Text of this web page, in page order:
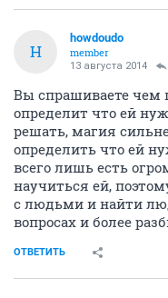
H
howdoudo
member
13 августа 2014
Вы спрашиваете чем
определит что ей
решать, магия
определить что ей
всего лишь есть
научиться ей,
с людьми и найти
вопросах и более
ОТВЕТИТЬ